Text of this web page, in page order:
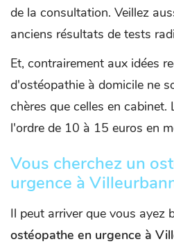
de la consultation. Veillez
anciens résultats de tests
Et, contrairement aux idées
d'ostéopathie à domicile ne
chères que celles en cabinet.
l'ordre de 10 à 15 euros en
Vous cherchez un
urgence à
Il peut arriver que vous ayez
ostéopathe en urgence à